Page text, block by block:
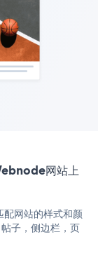
网站上
网站的样式和颜
子，侧边栏，页